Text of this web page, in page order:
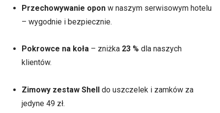
Przechowywanie oponw naszym serwisowym hotelu
– wygodnie i bezpiecznie.
Pokrowce na koła– zniżka 23 % dla naszych
klientów.
Zimowy zestaw Shelldo uszczelek i zamków za
jedyne 49 zł.